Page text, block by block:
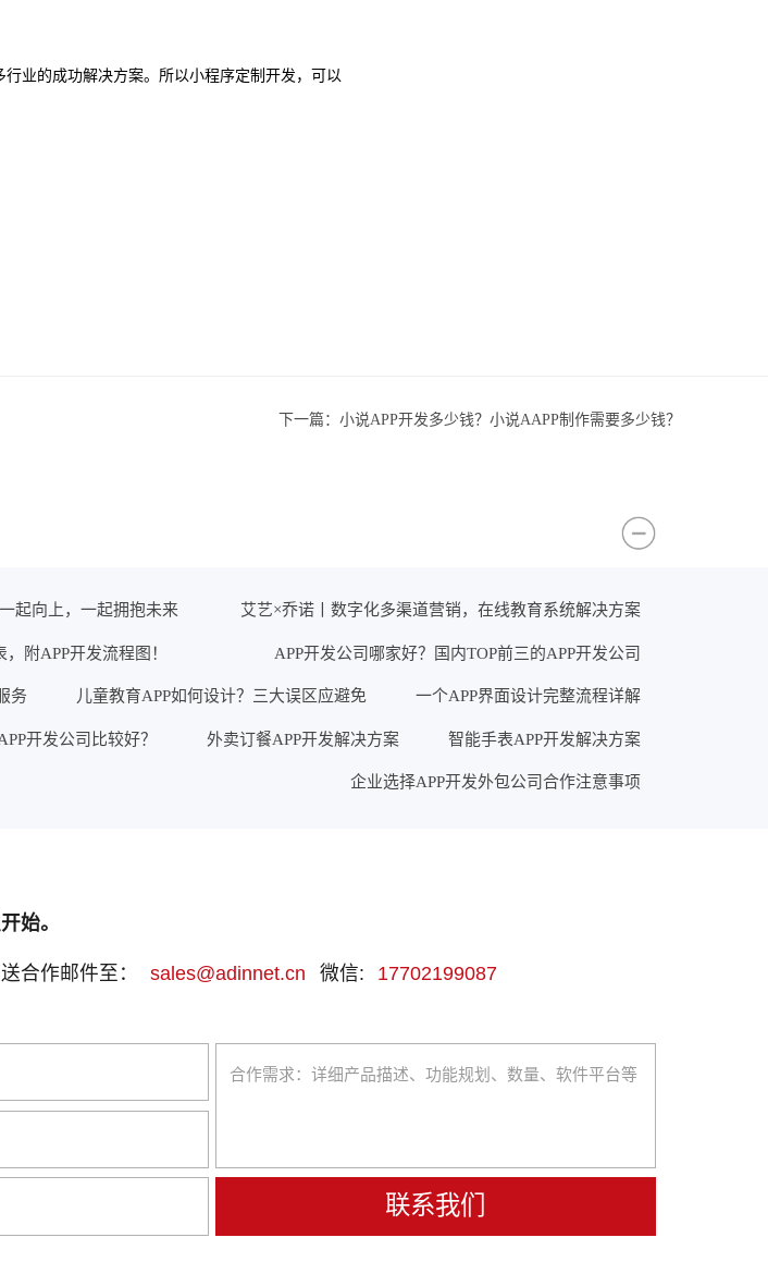
业的成功解决方案。所以小程序定制开发，可以
下一篇： 小说APP开发多少钱？小说AAPP制作需要多少钱？
起向上，一起拥抱未来 艾艺×乔诺丨数字化多渠道营销，在线教育系统解决方案
附APP开发流程图！ APP开发公司哪家好？国内TOP前三的APP开发公司
务 儿童教育APP如何设计？三大误区应避免 一个APP界面设计完整流程详解
开发公司比较好？ 外卖订餐APP开发解决方案 智能手表APP开发解决方案
企业选择APP开发外包公司合作注意事项
始。
合作邮件至： sales@adinnet.cn 微信: 17702199087
联系我们